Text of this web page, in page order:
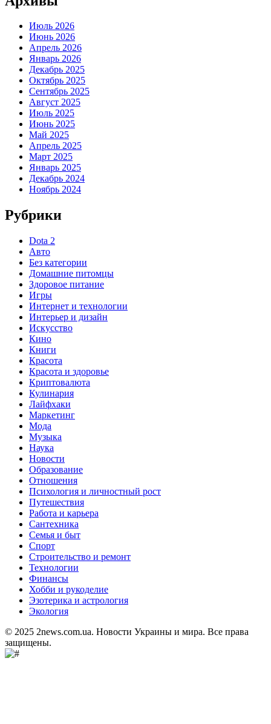
Июль 2026
Июнь 2026
Апрель 2026
Январь 2026
Декабрь 2025
Октябрь 2025
Сентябрь 2025
Август 2025
Июль 2025
Июнь 2025
Май 2025
Апрель 2025
Март 2025
Январь 2025
Декабрь 2024
Ноябрь 2024
Рубрики
Dota 2
Авто
Без категории
Домашние питомцы
Здоровое питание
Игры
Интернет и технологии
Интерьер и дизайн
Искусство
Кино
Книги
Красота
Красота и здоровье
Криптовалюта
Кулинария
Лайфхаки
Маркетинг
Мода
Музыка
Наука
Новости
Образование
Отношения
Психология и личностный рост
Путешествия
Работа и карьера
Сантехника
Семья и быт
Спорт
Строительство и ремонт
Технологии
Финансы
Хобби и рукоделие
Эзотерика и астрология
Экология
© 2025 2news.com.ua. Новости Украины и мира. Все права
защищены.